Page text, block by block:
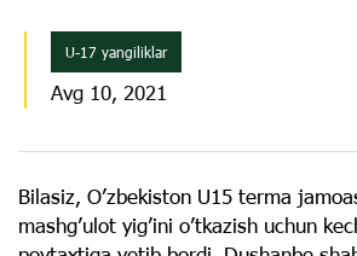
U-17 yangiliklar
Avg 10, 2021
Bilasiz, O’zbekiston U15 terma
mashg’ulot yig’ini o’tkazish uchun